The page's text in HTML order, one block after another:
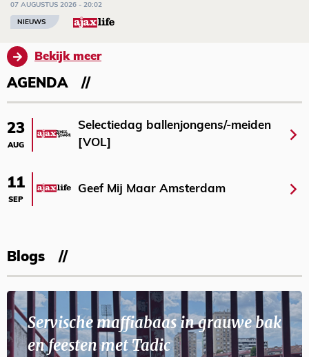
07 AUGUSTUS 2026 - 20:02
NIEUWS
Bekijk meer
AGENDA
23
AUG
Selectiedag ballenjongens/-meiden
[VOL]
11
SEP
Geef Mij Maar Amsterdam
Blogs
Servische maffiabaas in grauwe bak
en feesten met Tadic